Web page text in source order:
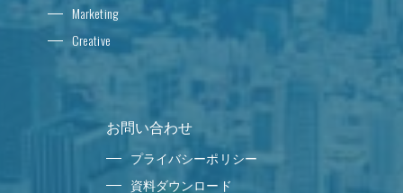
Marketing
Creative
お問い合わせ
プライバシーポリシー
資料ダウンロード